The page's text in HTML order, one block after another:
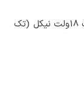
آموزش مونتاژ گیربکس دریل شارژی ااگ 18ولت نیکل (تک